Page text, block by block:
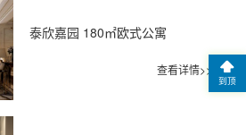
泰欣嘉园 180㎡欧式公寓
查看详情>>
到顶